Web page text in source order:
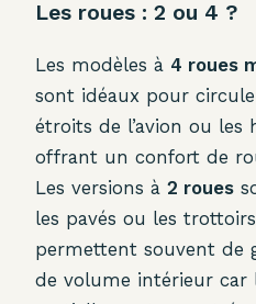
Les roues : 2 ou 4 ?
Les modèles à 4 roues
sont idéaux pour
étroits de l’avion ou les
offrant un confort de
Les versions à 2 roues
les pavés ou les
permettent souvent de
de volume intérieur car